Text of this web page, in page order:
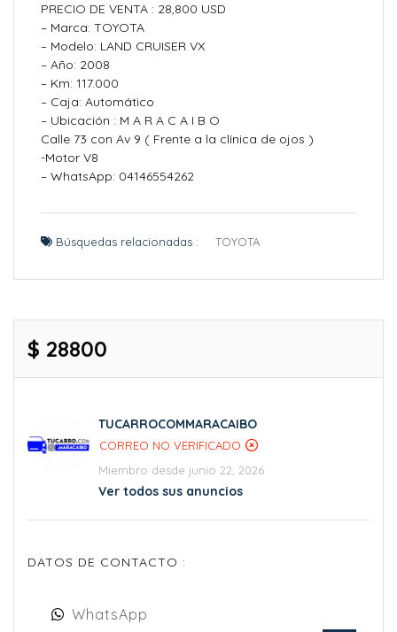
PRECIO DE VENTA : 28,800 USD
– Marca: TOYOTA
– Modelo: LAND CRUISER VX
– Año: 2008
– Km: 117.000
– Caja: Automático
– Ubicación : M A R A C A I B O
Calle 73 con Av 9 ( Frente a la clínica de ojos )
-Motor V8
– WhatsApp: 04146554262
Búsquedas relacionadas : TOYOTA
$ 28800
TUCARROCOMMARACAIBO
CORREO NO VERIFICADO
Miembro desde junio 22, 2026
Ver todos sus anuncios
DATOS DE CONTACTO :
WhatsApp